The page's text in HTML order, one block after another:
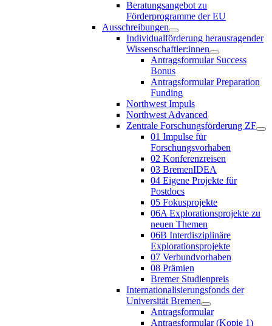
Beratungsangebot zu
Förderprogramme der EU
Ausschreibungen
Individualförderung herausragender
Wissenschaftler:innen
Antragsformular Success
Bonus
Antragsformular Preparation
Funding
Northwest Impuls
Northwest Advanced
Zentrale Forschungsförderung ZF
01 Impulse für
Forschungsvorhaben
02 Konferenzreisen
03 BremenIDEA
04 Eigene Projekte für
Postdocs
05 Fokusprojekte
06A Explorationsprojekte zu
neuen Themen
06B Interdisziplinäre
Explorationsprojekte
07 Verbundvorhaben
08 Prämien
Bremer Studienpreis
Internationalisierungsfonds der
Universität Bremen
Antragsformular
Antragsformular (Kopie 1)